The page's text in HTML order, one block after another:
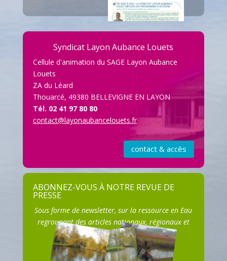
Syndicat Layon Aubance Louets
Cellule d'animation du SAGE Layon Aubance
Louets
ZA du Léard
Thouarcé, 49380 BELLEVIGNE EN LAYON
Tél. 02 41 97 80 80
contact@layonaubancelouets.fr
contact & accès
ABONNEZ-VOUS À NOTRE REVUE DE
PRESSE
Sous forme de newsletter, sur la ressource en Eau
regroupant des articles nationaux, régionaux et
locaux.
S'ABONNER